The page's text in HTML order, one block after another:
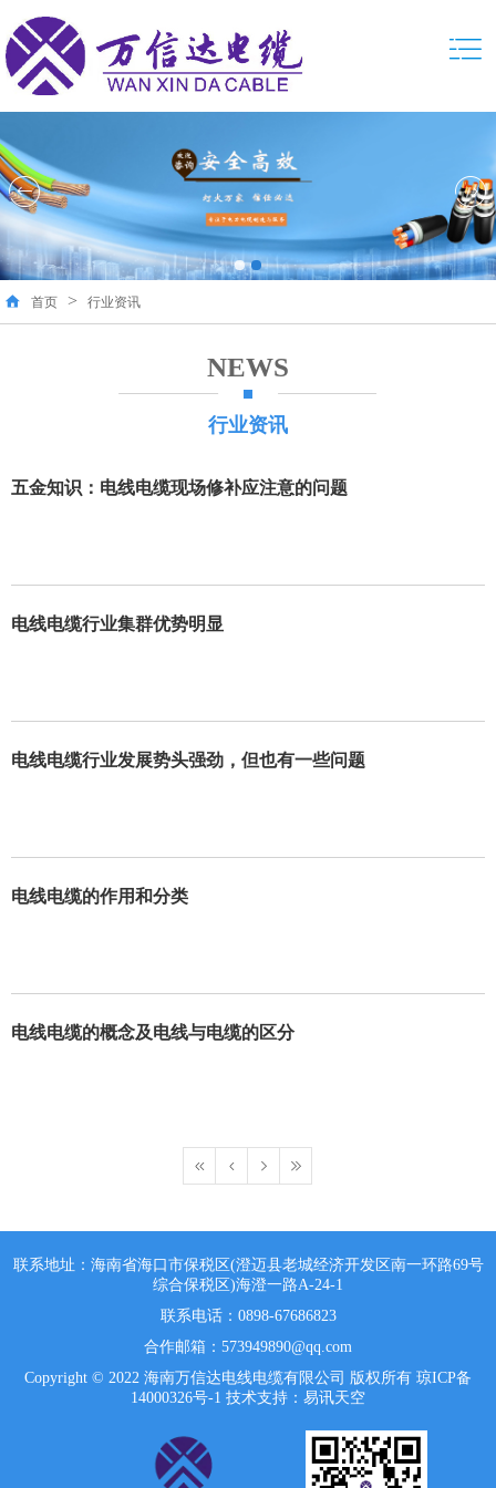
首页 > 行业资讯
NEWS
行业资讯
五金知识：电线电缆现场修补应注意的问题
电线电缆行业集群优势明显
电线电缆行业发展势头强劲，但也有一些问题
电线电缆的作用和分类
电线电缆的概念及电线与电缆的区分
联系地址：海南省海口市保税区(澄迈县老城经济开发区南一环路69号
综合保税区)海澄一路A-24-1
联系电话：0898-67686823
合作邮箱：573949890@qq.com
Copyright © 2022 海南万信达电线电缆有限公司 版权所有 琼ICP备
14000326号-1 技术支持：易讯天空